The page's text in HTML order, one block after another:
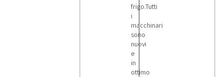
frigo.Tutti
i
macchinari
sono
nuovi
e
in
ottimo